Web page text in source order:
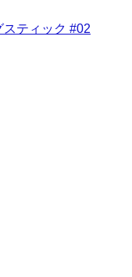
スティック #02